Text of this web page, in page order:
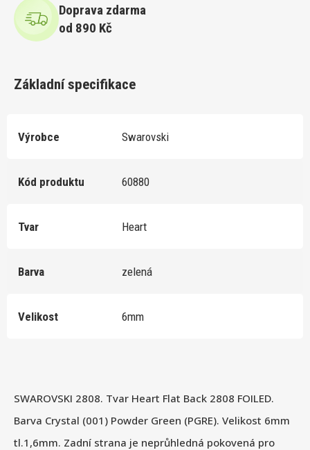
Doprava zdarma
od 890 Kč
SWAROVSKI 2808. Tvar Heart Flat Back 2808 FOILED.
Barva Crystal (001) Powder Green (PGRE). Velikost 6mm
tl.1,6mm. Zadní strana je neprůhledná pokovená pro
Základní specifikace
Výrobce Swarovski
Kód produktu 60880
Tvar Heart
Barva zelená
Velikost 6mm